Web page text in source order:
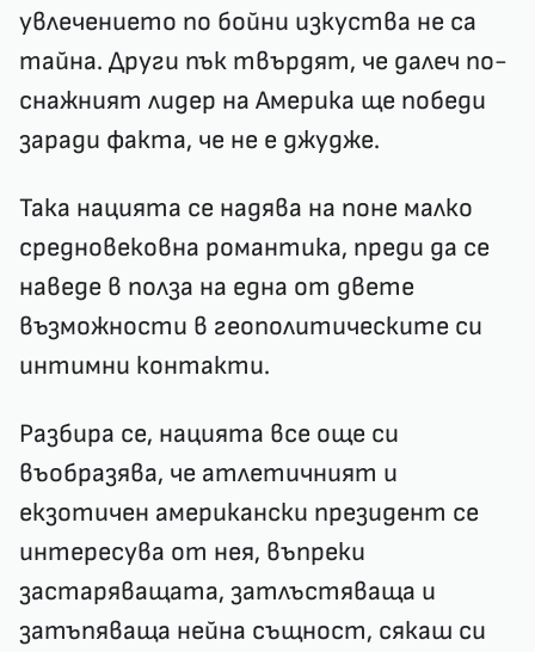
увлечението по бойни изкуства не са
тайна. Други пък твърдят, че далеч по-
снажният лидер на Америка ще победи
заради факта, че не е джудже.
Така нацията се надява на поне малко
средновековна романтика, преди да се
наведе в полза на една от двете
възможности в геополитическите си
интимни контакти.
Разбира се, нацията все още си
въобразява, че атлетичният и
екзотичен американски президент се
интересува от нея, въпреки
застаряващата, затлъстяваща и
затъпяваща нейна същност, сякаш си